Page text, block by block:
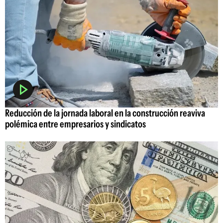
Reducción de la jornada laboral en la construcción reaviva
polémica entre empresarios y sindicatos